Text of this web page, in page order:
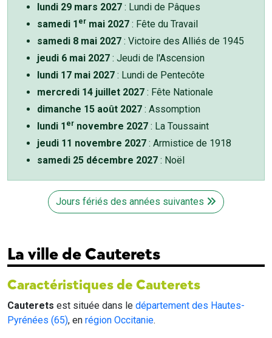
lundi 29 mars 2027 : Lundi de Pâques
samedi 1 er mai 2027 : Fête du Travail
samedi 8 mai 2027 : Victoire des Alliés de 1945
jeudi 6 mai 2027 : Jeudi de l'Ascension
lundi 17 mai 2027 : Lundi de Pentecôte
mercredi 14 juillet 2027 : Fête Nationale
dimanche 15 août 2027 : Assomption
lundi 1 er novembre 2027 : La Toussaint
jeudi 11 novembre 2027 : Armistice de 1918
samedi 25 décembre 2027 : Noël
Jours fériés des années suivantes
La ville de Cauterets
Caractéristiques de Cauterets
Cauterets est située dans le département des Hautes-
Pyrénées (65), en région Occitanie.